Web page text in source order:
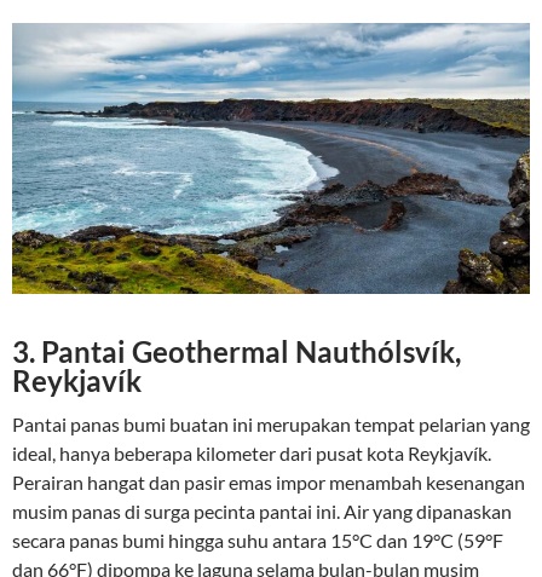
3. Pantai Geothermal Nauthólsvík,
Reykjavík
Pantai panas bumi buatan ini merupakan tempat pelarian yang
ideal, hanya beberapa kilometer dari pusat kota Reykjavík.
Perairan hangat dan pasir emas impor menambah kesenangan
musim panas di surga pecinta pantai ini. Air yang dipanaskan
secara panas bumi hingga suhu antara 15°C dan 19°C (59°F
dan 66°F) dipompa ke laguna selama bulan-bulan musim